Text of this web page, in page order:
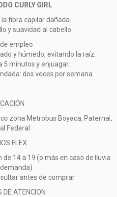
CURLY GIRL
fibra capilar dañada.
y suavidad al cabello.
empleo
y húmedo, evitando la raíz.
5 minutos y enjuagar.
dos veces por semana.
zona Metrobus Boyaca, Paternal,
Federal
FLEX
14 a 19 (o más en caso de lluvia
antes de comprar
DE ATENCION